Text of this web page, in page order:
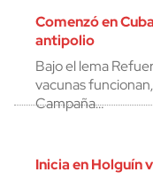
Comenzó en
antipolio
Bajo el lema
vacunas
Campaña…
Inicia en Holguín